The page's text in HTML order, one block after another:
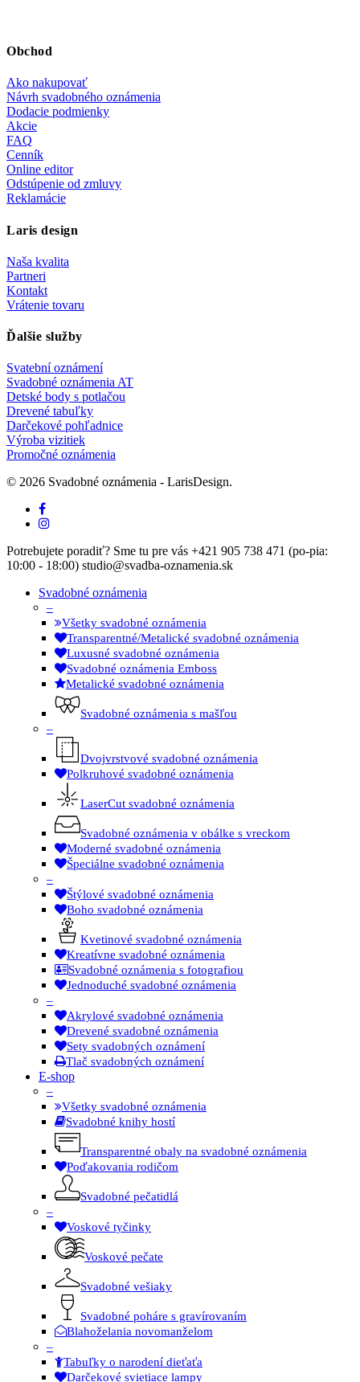
Obchod
Ako nakupovať
Návrh svadobného oznámenia
Dodacie podmienky
Akcie
FAQ
Cenník
Online editor
Odstúpenie od zmluvy
Reklamácie
Laris design
Naša kvalita
Partneri
Kontakt
Vrátenie tovaru
Ďalšie služby
Svatební oznámení
Svadobné oznámenia AT
Detské body s potlačou
Drevené tabuľky
Darčekové pohľadnice
Výroba vizitiek
Promočné oznámenia
© 2026 Svadobné oznámenia - LarisDesign.
facebook
instagram
Close
Menu
Potrebujete poradiť? Sme tu pre vás +421 905 738 471 (po-pia:
10:00 - 18:00) studio@svadba-oznamenia.sk
Svadobné oznámenia
–
Všetky svadobné oznámenia
Transparentné/Metalické svadobné oznámenia
Luxusné svadobné oznámenia
Svadobné oznámenia Emboss
Metalické svadobné oznámenia
Svadobné oznámenia s mašľou
–
Dvojvrstvové svadobné oznámenia
Polkruhové svadobné oznámenia
LaserCut svadobné oznámenia
Svadobné oznámenia v obálke s vreckom
Moderné svadobné oznámenia
Špeciálne svadobné oznámenia
–
Štýlové svadobné oznámenia
Boho svadobné oznámenia
Kvetinové svadobné oznámenia
Kreatívne svadobné oznámenia
Svadobné oznámenia s fotografiou
Jednoduché svadobné oznámenia
–
Akrylové svadobné oznámenia
Drevené svadobné oznámenia
Sety svadobných oznámení
Tlač svadobných oznámení
E-shop
–
Všetky svadobné oznámenia
Svadobné knihy hostí
Transparentné obaly na svadobné oznámenia
Poďakovania rodičom
Svadobné pečatidlá
–
Voskové tyčinky
Voskové pečate
Svadobné vešiaky
Svadobné poháre s gravírovaním
Blahoželania novomanželom
–
Tabuľky o narodení dieťaťa
Darčekové svietiace lampy